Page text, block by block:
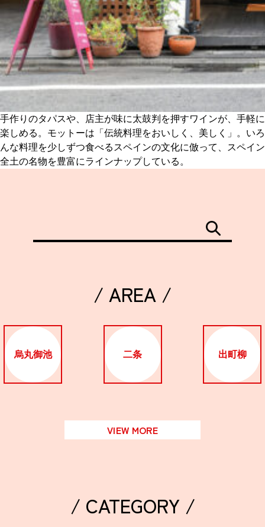
手作りのタパスや、店主が味に太鼓判を押すワインが、手軽に
楽しめる。モットーは「伝統料理をおいしく、美しく」。いろ
んな料理を少しずつ食べるスペインの文化に倣って、スペイン
全土の名物を豊富にラインナップしている。
/ AREA /
烏丸御池 二条 出町柳
VIEW MORE
/ CATEGORY /